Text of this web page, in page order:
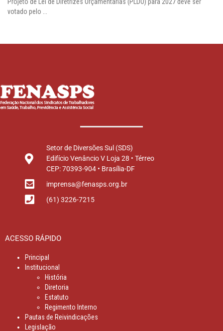
Projeto de Lei de Diretrizes Orçamentárias (PLDO) para 2027 deve ser
votado pelo ...
Setor de Diversões Sul (SDS)
Edifício Venâncio V Loja 28 • Térreo
CEP: 70393-904 • Brasília-DF
imprensa@fenasps.org.br
(61) 3226-7215
ACESSO RÁPIDO
Principal
Institucional
História
Diretoria
Estatuto
Regimento Interno
Pautas de Reivindicações
Legislação